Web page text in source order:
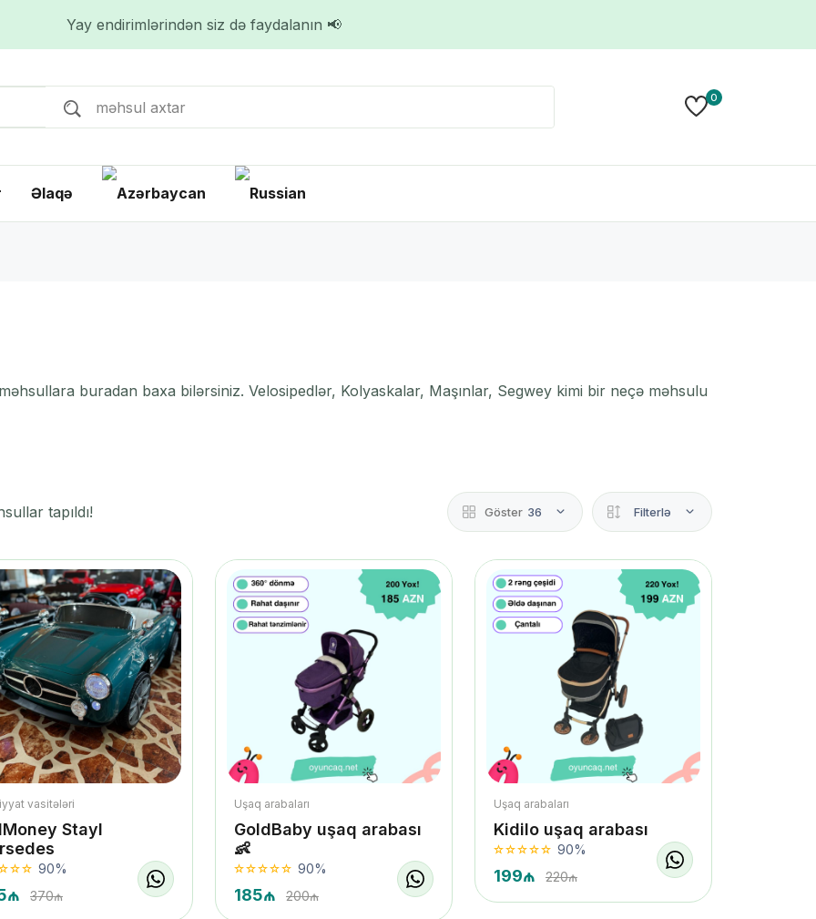
Yay endirimlərindən siz də faydalanın 📢
0
Əlaqə
buradan baxa bilərsiniz. Velosipedlər, Kolyaskalar, Maşınlar, Segwey kimi bir neçə məhsulu
tapıldı! Göster 36 Filterlə
vasitələri
Stayl
90%
370₼
Uşaq arabaları
GoldBaby uşaq arabası
👶
90%
185₼ 200₼
Uşaq arabaları
Kidilo uşaq arabası
90%
199₼ 220₼